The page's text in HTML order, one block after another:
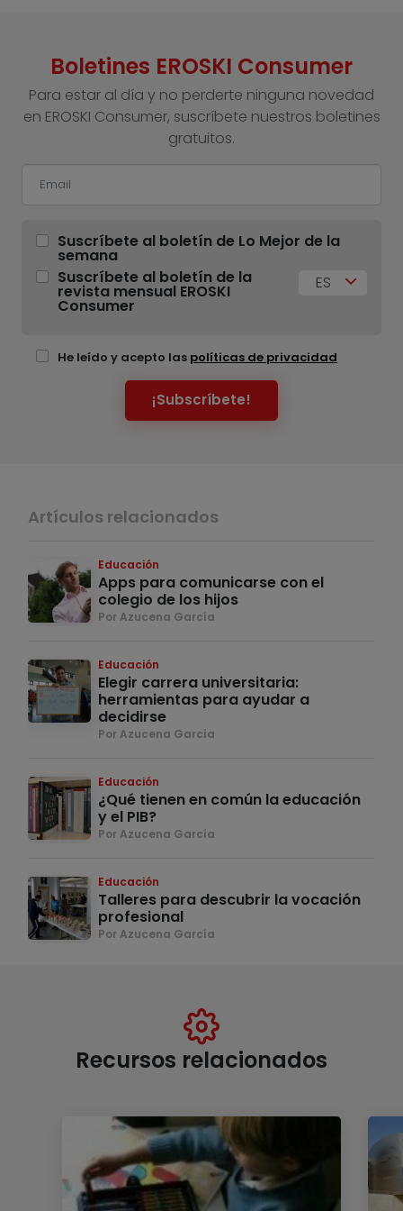
Boletines EROSKI Consumer
Para estar al día y no perderte ninguna novedad
en EROSKI Consumer, suscríbete nuestros boletines
gratuitos.
Suscríbete al boletín de Lo Mejor de la
semana
Suscríbete al boletín de la
revista mensual EROSKI
Consumer
ES
He leído y acepto las políticas de privacidad
¡Subscríbete!
Artículos relacionados
Educación
Apps para comunicarse con el
colegio de los hijos
Por Azucena García
Educación
Elegir carrera universitaria:
herramientas para ayudar a
decidirse
Por Azucena García
Educación
¿Qué tienen en común la educación
y el PIB?
Por Azucena García
Educación
Talleres para descubrir la vocación
profesional
Por Azucena García
Recursos relacionados